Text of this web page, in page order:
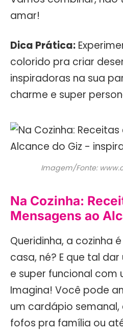
amar!
Dica Prática:
colorido pra criar
inspiradoras na sua
charme e super
Imagem/Fonte:
Na Cozinha:
Mensagens ao
Queridinha, a cozinha
casa, né? E que tal
e super funcional com
Imagina! Você pode
um cardápio
fofos pra família ou